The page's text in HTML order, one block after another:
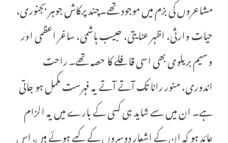
مشاعروں کی بزم میں موجود تھے۔چند پرکاش جوہر بجنوری،
حیات وارثی، اظہر عنایتی، حبیب ہاشمی، ساغر اعظمی اور
وسیم بریلوی بھی اسی قافلے کا حصہ تھے۔ راحت
اندوری، منور رانا تک آتے آتے یہ فہرست مکمل ہو جاتی
ہے۔ ان میں سے شاید ہی کسی کے بارے میں یہ الزام
عائد ہو کہ ان کے اشعار دوسروں کے کہے ہوئے ہیں. اس